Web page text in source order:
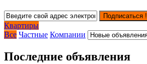
Подписаться !
Квартиры
Все Частные Компании
Последние объявления